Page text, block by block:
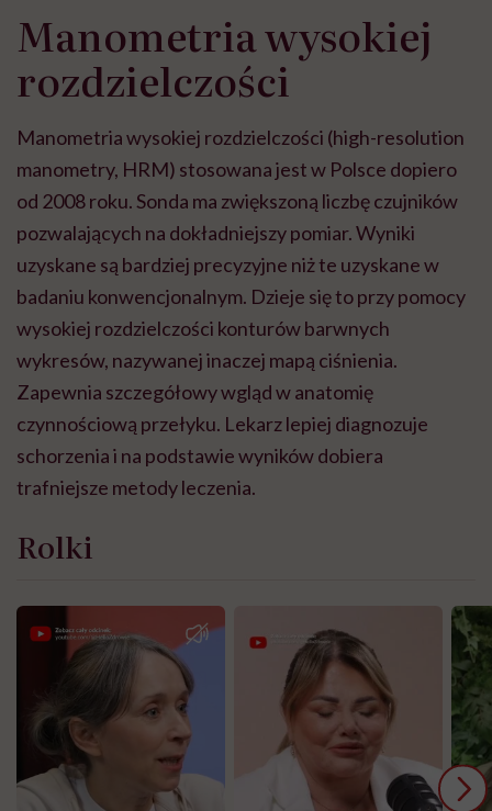
Manometria wysokiej
rozdzielczości
Manometria wysokiej rozdzielczości (high-resolution
manometry, HRM) stosowana jest w Polsce dopiero
od 2008 roku. Sonda ma zwiększoną liczbę czujników
pozwalających na dokładniejszy pomiar. Wyniki
uzyskane są bardziej precyzyjne niż te uzyskane w
badaniu konwencjonalnym. Dzieje się to przy pomocy
wysokiej rozdzielczości konturów barwnych
wykresów, nazywanej inaczej mapą ciśnienia.
Zapewnia szczegółowy wgląd w anatomię
czynnościową przełyku. Lekarz lepiej diagnozuje
schorzenia i na podstawie wyników dobiera
trafniejsze metody leczenia.
Rolki